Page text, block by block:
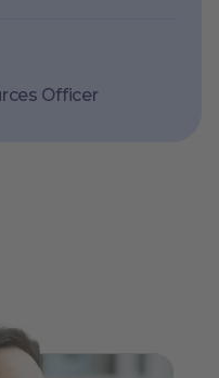
Officer